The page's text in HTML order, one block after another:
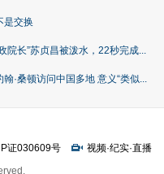
是交换
院长”苏贞昌被泼水，22秒完成...
·桑顿访问中国多地 意义“类似...
证030609号 视频·纪实·直播